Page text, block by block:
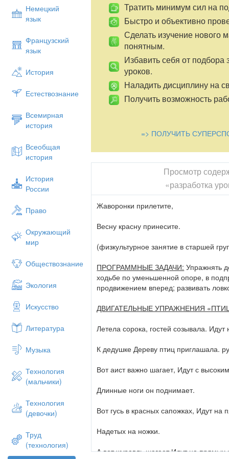
Немецкий
язык
Французский
язык
История
Естествознание
Всемирная
история
Всеобщая
история
История
России
Право
Окружающий
мир
Обществознание
Экология
Искусство
Литература
Музыка
Технология
(мальчики)
Технология
(девочки)
Труд
(технология)
И ноги совсем не сгибает. туловища.
А вот и уточка идет, Идут в приседе.
Утяток за собой ведет.
Вдруг откуда ни возьмись, Бегут друг
Коршун вылетает. И замедлением.
Быстро улетают.
Сорока вновь созывает гостей. на
прилетят к нам из теплых краев. Как
тренировать свои крылышки. Давайте
ОБЩЕРАЗВИВАЮЩИЕ УПРАЖНЕНИЯ.
1). «Хлопки крыльями впереди».
И. п. – ноги слегка расставлены.
Выполнение: на счет 1-6 –
«Хлоп», на счет 2 – и. п., на счет 3
Тратить минимум сил на
Быстро и объективно
Сделать изучение нового
понятным.
Избавить себя от подбора
уроков.
Наладить дисциплину на
Получить возможность
=> ПОЛУЧИТЬ
Просмотр
«разработка
Жаворонки прилетите,
Весну красну принесите.
(физкультурное занятие в старшей
ПРОГРАММНЫЕ ЗАДАЧИ: Упражнять
ходьбе по уменьшенной опоре, в
продвижением вперед; развивать
ДВИГАТЕЛЬНЫЕ УПРАЖНЕНИЯ
Летела сорока, гостей созывала.
К дедушке Дереву птиц приглашала.
Вот аист важно шагает, Идут с
Длинные ноги он поднимает.
Вот гусь в красных сапожках, Идут на
Надетых на ножки.
А вот журавль шагает Идут на прямых